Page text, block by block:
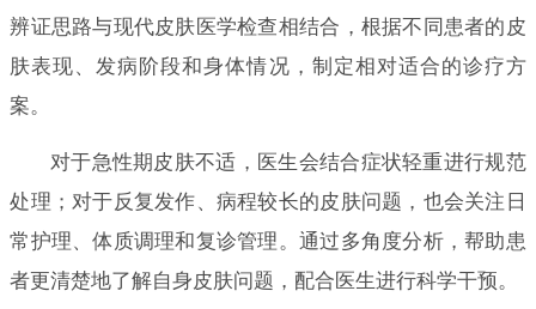
辨证思路与现代皮肤医学检查相结合，根据不同患者的皮
肤表现、发病阶段和身体情况，制定相对适合的诊疗方
案。
对于急性期皮肤不适，医生会结合症状轻重进行规范
处理；对于反复发作、病程较长的皮肤问题，也会关注日
常护理、体质调理和复诊管理。通过多角度分析，帮助患
者更清楚地了解自身皮肤问题，配合医生进行科学干预。